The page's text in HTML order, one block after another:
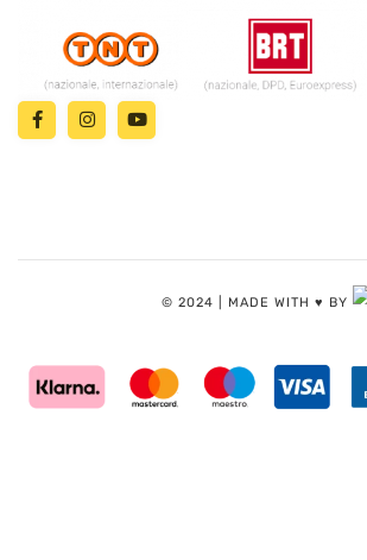
© 2024 | MADE WITH ♥️ BY